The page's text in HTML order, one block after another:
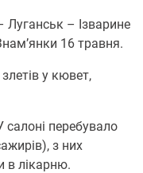
Луганськ – Ізварине
16 травня.
у кювет,
перебувало
з них
в лікарню.